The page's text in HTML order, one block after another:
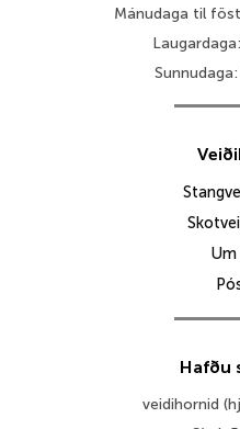
Mánudaga til
Hafðu
veidihornid